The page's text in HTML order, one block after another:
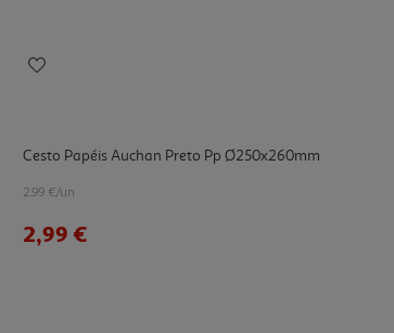
Cesto Papéis Auchan Preto Pp Ø250x260mm
2.99 €/un
2,99 €